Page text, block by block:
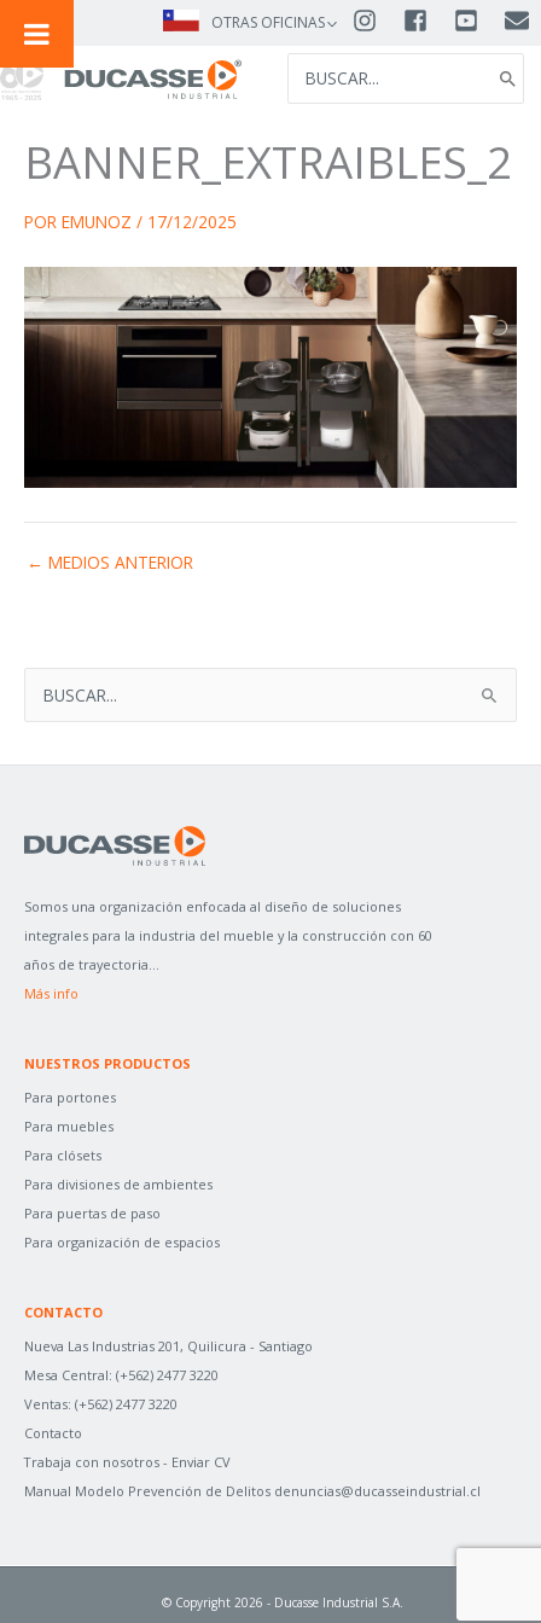
CONTENIDO
OTRAS OFICINAS
FOR:
S
O
R
:
BANNER_EXTRAIBLES_2
POR EMUNOZ / 17/12/2025
← MEDIOS ANTERIOR
Somos una organización enfocada al diseño de soluciones
integrales para la industria del mueble y la construcción con 60
años de trayectoria...
Más info
NUESTROS PRODUCTOS
Para portones
Para muebles
Para clósets
Para divisiones de ambientes
Para puertas de paso
Para organización de espacios
CONTACTO
Nueva Las Industrias 201, Quilicura - Santiago
Mesa Central: (+562) 2477 3220
Ventas: (+562) 2477 3220
Contacto
Trabaja con nosotros - Enviar CV
Manual Modelo Prevención de Delitos denuncias@ducasseindustrial.cl
© Copyright 2026 - Ducasse Industrial S.A.